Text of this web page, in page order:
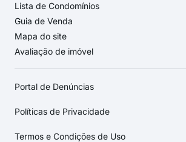
Lista de Condomínios
Guia de Venda
Mapa do site
Avaliação de imóvel
Portal de Denúncias
Políticas de Privacidade
Termos e Condições de Uso